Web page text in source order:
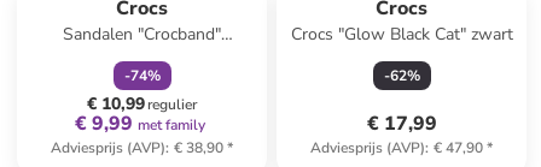
Crocs
Sandalen "Crocband"
oranje/paars
-74%
€ 10,99regulier
€ 9,99 met family
Adviesprijs (AVP): € 38,90*
Crocs
Crocs "Glow Black Cat" zwart
-62%
€ 17,99
Adviesprijs (AVP): € 47,90*